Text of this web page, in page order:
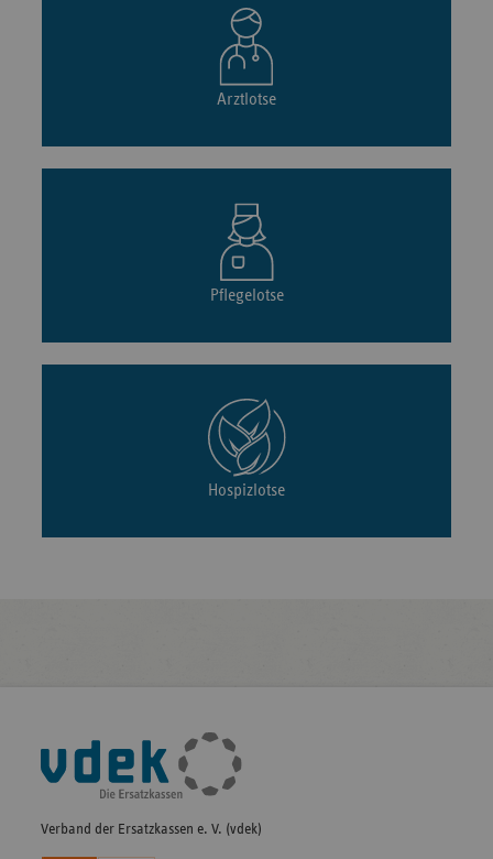
Arztlotse
Pflegelotse
Hospizlotse
Fußleisten-
Navigation
Verband der Ersatzkassen e. V. (vdek)